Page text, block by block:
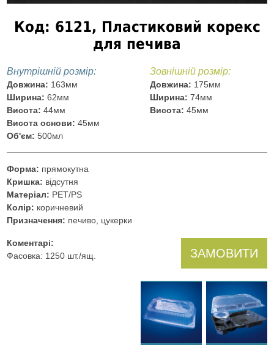
Код: 6121, Пластиковий корекс
для печива
Внутрішній розмір:
Довжина: 163мм
Ширина: 62мм
Висота: 44мм
Висота основи: 45мм
Об'єм: 500мл
Зовнішній розмір:
Довжина: 175мм
Ширина: 74мм
Висота: 45мм
Форма: прямокутна
Кришка: відсутня
Матеріал: PET/PS
Колір: коричневий
Призначення: печиво, цукерки
Коментарі:
Фасовка: 1250 шт./ящ.
ЗАМОВИТИ